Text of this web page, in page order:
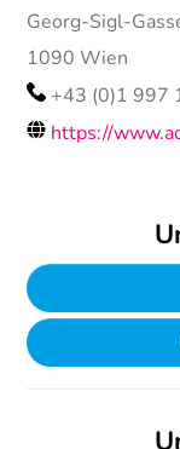
Georg-Sigl-
1090Wien
+43 (0)1 997
https://